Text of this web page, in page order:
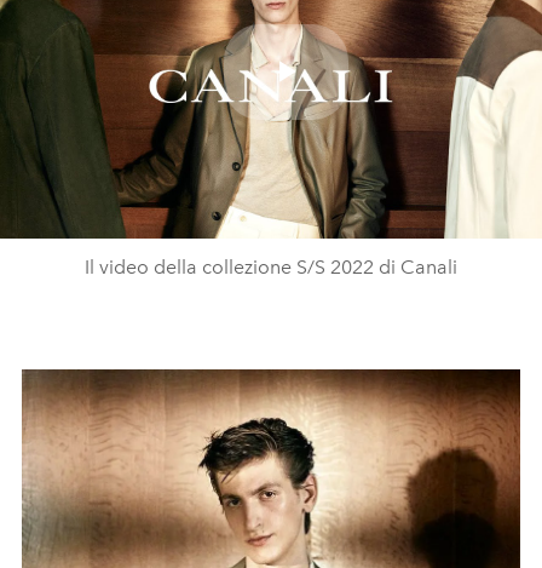
Play
Video
Il video della collezione S/S 2022 di Canali